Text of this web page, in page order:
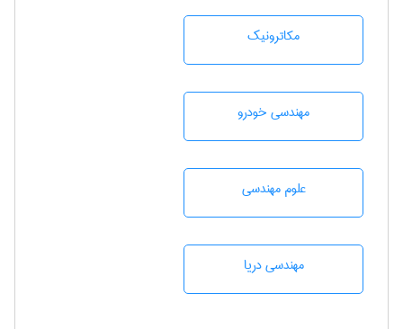
مکاترونیک
مهندسی خودرو
علوم مهندسی
مهندسی دریا